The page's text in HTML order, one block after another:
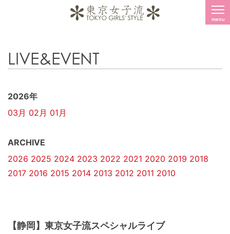
menu
LIVE&EVENT
2026年
03月 02月 01月
ARCHIVE
2026 2025 2024 2023 2022 2021 2020 2019 2018
2017 2016 2015 2014 2013 2012 2011 2010
【静岡】東京女子流スペシャルライブ